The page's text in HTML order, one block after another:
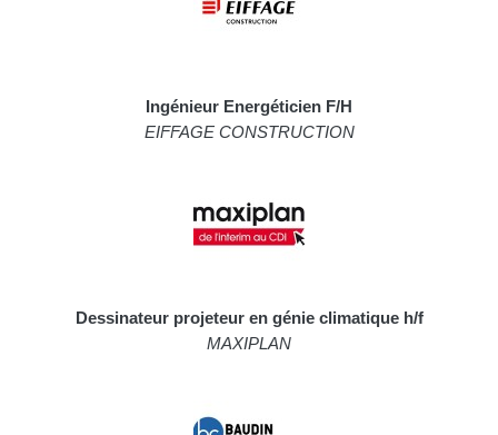
Ingénieur Energéticien F/H
EIFFAGE CONSTRUCTION
Dessinateur projeteur en génie climatique h/f
MAXIPLAN